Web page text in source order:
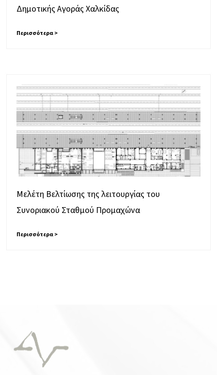
Δημοτικής Αγοράς Χαλκίδας
Περισσότερα >
Μελέτη Βελτίωσης της λειτουργίας του
Συνοριακού Σταθμού Προμαχώνα
Περισσότερα >